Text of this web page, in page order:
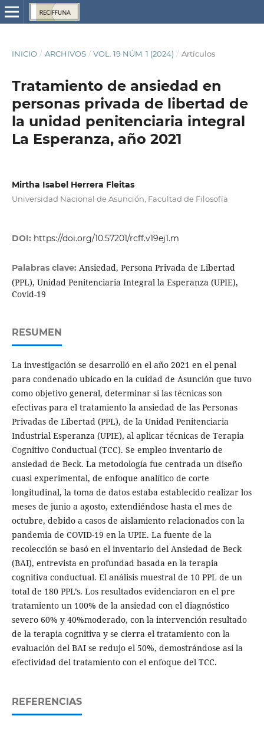
INICIO / ARCHIVOS / VOL. 19 NÚM. 1 (2024) / Artículos
Tratamiento de ansiedad en
personas privada de libertad de
la unidad penitenciaria integral
La Esperanza, año 2021
Mirtha Isabel Herrera Fleitas
Universidad Nacional de Asunción, Facultad de Filosofía
DOI: https://doi.org/10.57201/rcff.v19ej1.m
Palabras clave: Ansiedad, Persona Privada de Libertad
(PPL), Unidad Penitenciaria Integral la Esperanza (UPIE),
Covid-19
RESUMEN
La investigación se desarrolló en el año 2021 en el penal
para condenado ubicado en la cuidad de Asunción que tuvo
como objetivo general, determinar si las técnicas son
efectivas para el tratamiento la ansiedad de las Personas
Privadas de Libertad (PPL), de la Unidad Penitenciaria
Industrial Esperanza (UPIE), al aplicar técnicas de Terapia
Cognitivo Conductual (TCC). Se empleo inventario de
ansiedad de Beck. La metodología fue centrada un diseño
cuasi experimental, de enfoque analítico de corte
longitudinal, la toma de datos estaba establecido realizar los
meses de junio a agosto, extendiéndose hasta el mes de
octubre, debido a casos de aislamiento relacionados con la
pandemia de COVID-19 en la UPIE. La fuente de la
recolección se basó en el inventario del Ansiedad de Beck
(BAI), entrevista en profundad basada en la terapia
cognitiva conductual. El análisis muestral de 10 PPL de un
total de 180 PPL’s. Los resultados evidenciaron en el pre
tratamiento un 100% de la ansiedad con el diagnóstico
severo 60% y 40%moderado, con la intervención resultado
de la terapia cognitiva y se cierra el tratamiento con la
evaluación del BAI se redujo el 50%, demostrándose así la
efectividad del tratamiento con el enfoque del TCC.
REFERENCIAS